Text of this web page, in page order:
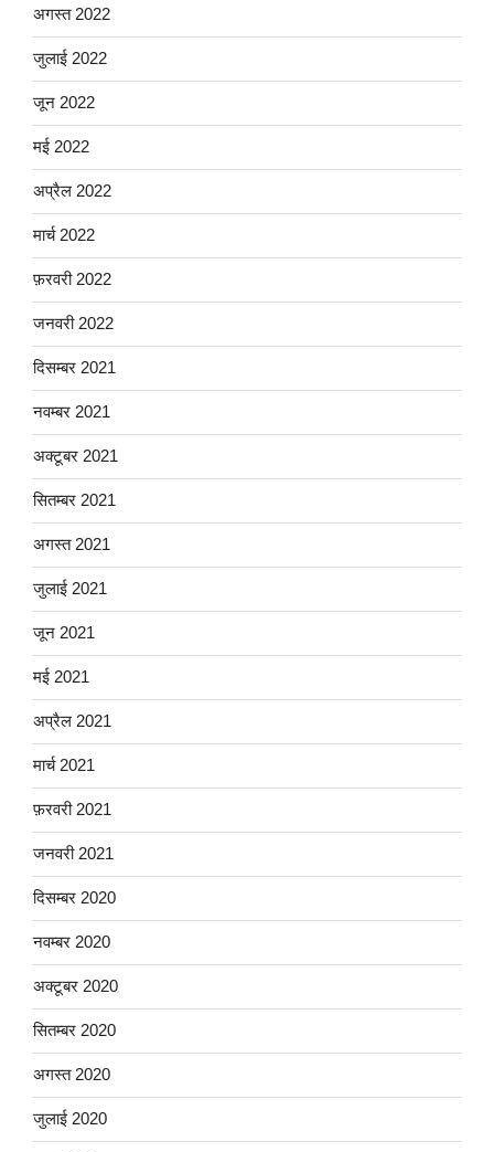
अगस्त 2022
जुलाई 2022
जून 2022
मई 2022
अप्रैल 2022
मार्च 2022
फ़रवरी 2022
जनवरी 2022
दिसम्बर 2021
नवम्बर 2021
अक्टूबर 2021
सितम्बर 2021
अगस्त 2021
जुलाई 2021
जून 2021
मई 2021
अप्रैल 2021
मार्च 2021
फ़रवरी 2021
जनवरी 2021
दिसम्बर 2020
नवम्बर 2020
अक्टूबर 2020
सितम्बर 2020
अगस्त 2020
जुलाई 2020